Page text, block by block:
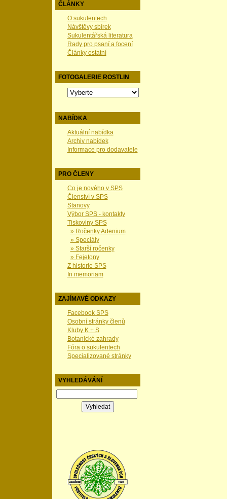
ČLÁNKY
O sukulentech
Návštěvy sbírek
Sukulentářská literatura
Rady pro psaní a focení
Články ostatní
FOTOGALERIE ROSTLIN
NABÍDKA
Aktuální nabídka
Archiv nabídek
Informace pro dodavatele
PRO ČLENY
Co je nového v SPS
Členství v SPS
Stanovy
Výbor SPS - kontakty
Tiskoviny SPS
» Ročenky Adenium
» Speciály
» Starší ročenky
» Fejetony
Z historie SPS
In memoriam
ZAJÍMAVÉ ODKAZY
Facebook SPS
Osobní stránky členů
Kluby K + S
Botanické zahrady
Fóra o sukulentech
Specializované stránky
VYHLEDÁVÁNÍ